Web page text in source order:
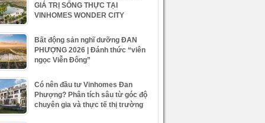
GIÁ TRỊ SỐNG THỰC TẠI
VINHOMES WONDER CITY
Bất động sản nghĩ dưỡng ĐAN
PHƯỢNG 2026 | Đánh thức “viên
ngọc Viễn Đông”
Có nên đầu tư Vinhomes Đan
Phượng? Phân tích sâu từ góc độ
chuyên gia và thực tế thị trường